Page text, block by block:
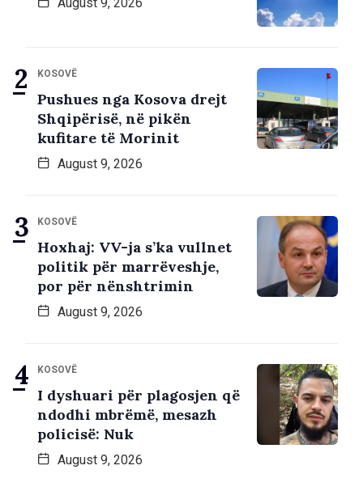
KOSOVË
Pushues nga Kosova drejt
Shqipërisë, në pikën
kufitare të Morinit
August 9, 2026
KOSOVË
Hoxhaj: VV-ja s’ka vullnet
politik për marrëveshje,
por për nënshtrimin
August 9, 2026
KOSOVË
I dyshuari për plagosjen që
ndodhi mbrëmë, mesazh
policisë: Nuk
August 9, 2026